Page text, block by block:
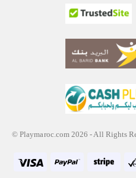
© Playmaroc.com 2026 - All Rights